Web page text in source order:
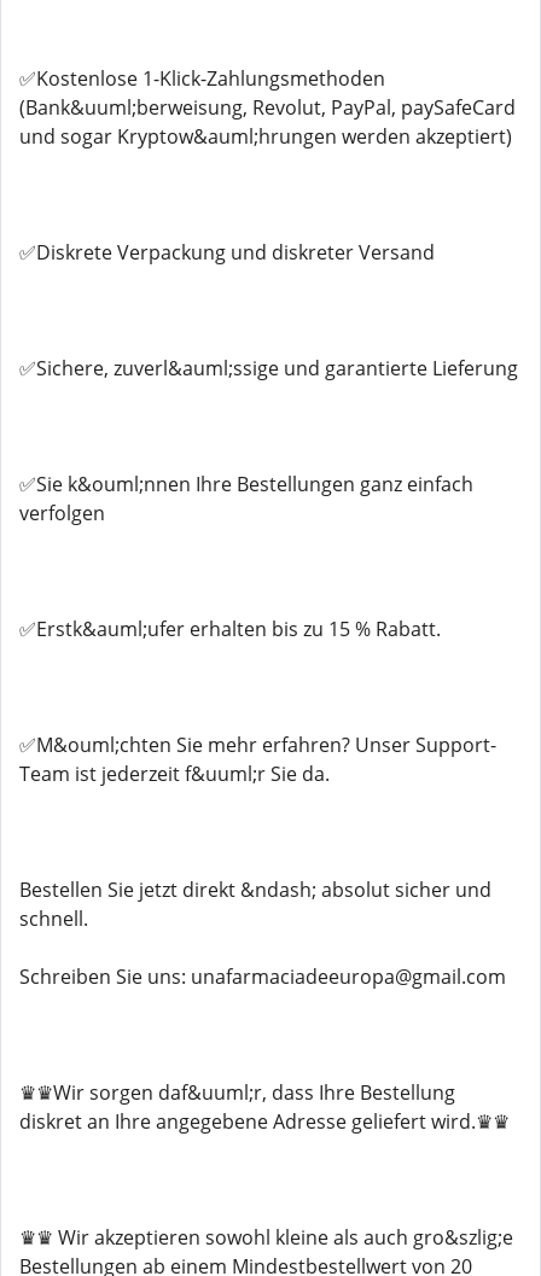
✅Kostenlose 1-Klick-Zahlungsmethoden
(Bank&uuml;berweisung, Revolut, PayPal, paySafeCard
und sogar Kryptow&auml;hrungen werden akzeptiert)
✅Diskrete Verpackung und diskreter Versand
✅Sichere, zuverl&auml;ssige und garantierte Lieferung
✅Sie k&ouml;nnen Ihre Bestellungen ganz einfach
verfolgen
✅Erstk&auml;ufer erhalten bis zu 15 % Rabatt.
✅M&ouml;chten Sie mehr erfahren? Unser Support-
Team ist jederzeit f&uuml;r Sie da.
Bestellen Sie jetzt direkt &ndash; absolut sicher und
schnell.
Schreiben Sie uns: unafarmaciadeeuropa@gmail.com
♛♛Wir sorgen daf&uuml;r, dass Ihre Bestellung
diskret an Ihre angegebene Adresse geliefert wird.♛♛
♛♛ Wir akzeptieren sowohl kleine als auch gro&szlig;e
Bestellungen ab einem Mindestbestellwert von 20